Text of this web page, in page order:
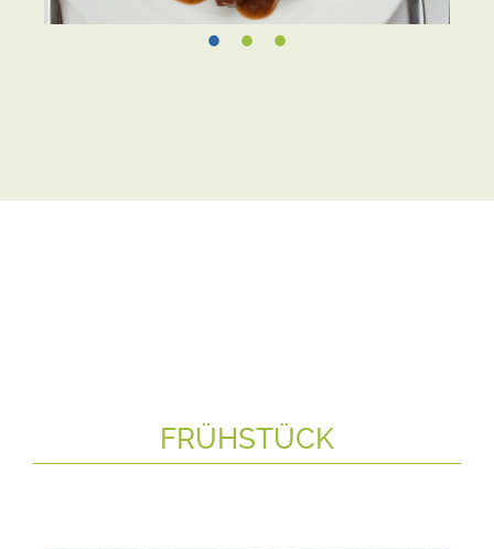
FRÜHSTÜCK